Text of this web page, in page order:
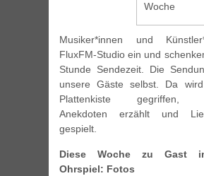
Woche
Musiker*innen und
FluxFM-Studio ein und
Stunde Sendezeit. Die
unsere Gäste selbst. Da
Plattenkiste gegriffen,
Anekdoten erzählt und
gespielt.
Diese Woche zu Gast
Ohrspiel: Fotos